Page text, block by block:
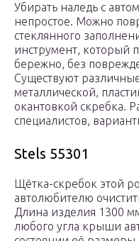
Убирать наледь с
непростое. Можно
стеклянного
инструмент, который
бережно, без
Существуют
металлической,
окантовкой скребка.
специалистов,
Stels 55301
Щётка-скребок этой
автолюбителю
Длина изделия 1300
любого угла крыши